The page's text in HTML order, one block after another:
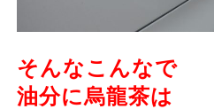
そんなこんなで
油分に烏龍茶は